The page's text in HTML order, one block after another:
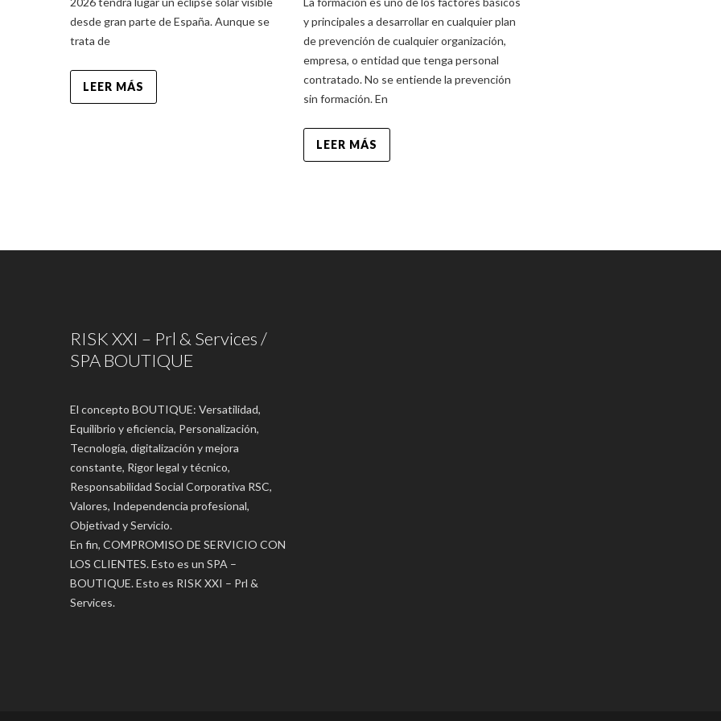
desde gran parte de España. Aunque se
trata de
LEER MÁS
y principales a desarrollar en cualquier plan
de prevención de cualquier organización,
empresa, o entidad que tenga personal
contratado. No se entiende la prevención
sin formación. En
LEER MÁS
RISK XXI – Prl & Services /
SPA BOUTIQUE
El concepto BOUTIQUE: Versatilidad,
Equilibrio y eficiencia, Personalización,
Tecnología, digitalización y mejora
constante, Rigor legal y técnico,
Responsabilidad Social Corporativa RSC,
Valores, Independencia profesional,
Objetivad y Servicio.
En fin, COMPROMISO DE SERVICIO CON
LOS CLIENTES. Esto es un SPA –
BOUTIQUE. Esto es RISK XXI – Prl &
Services.